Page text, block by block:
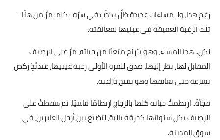
رغم هذا، ولـ مساءات عديدة ظلّ يكذّب في سرّه -كلما مرَّ من هنّا-
تلك الرغبة العميقة في عينيها لمعانقته.
لكن.. هذا المساء، وهو يترنح متعبًا من حياته، مرَّ على الرصيف
المقابل لها، نظر إليها، صدق للمرة الأولى رغبة عينيها، عندئذٍ ركض
بسرعة حتى يعانقها وهو يفتح ذراعيه.
فجأةً.. ارتطمتْ حياته كلها بالزجاج ارتطامًا قاسيًا، ثم سقطتْ على
الرصيف بكل سنواتها كخرقة بالية، لتضيع بين أرجل العابرين، في
سوق المدينة.